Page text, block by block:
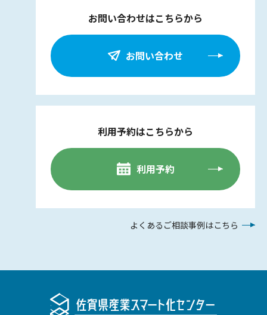
お問い合わせはこちらから
お問い合わせ
利用予約はこちらから
利用予約
よくあるご相談事例はこちら